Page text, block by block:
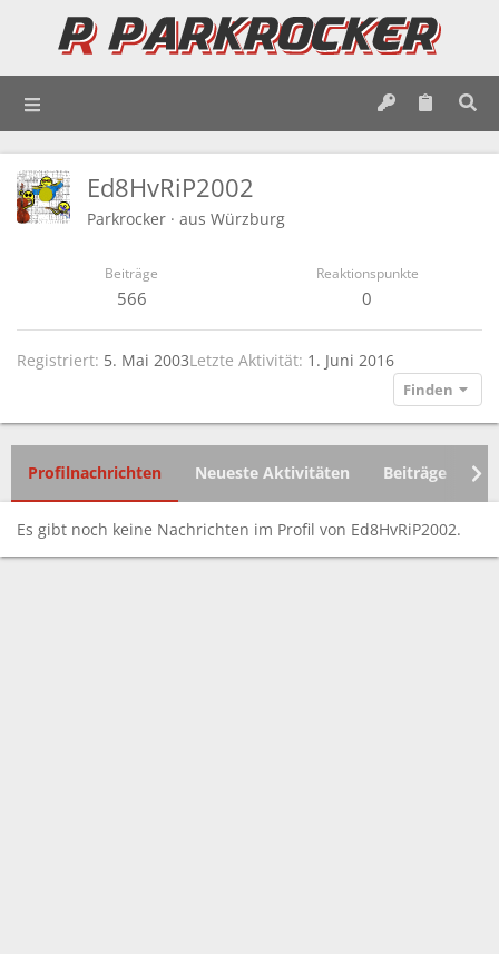
Ed8HvRiP2002
Parkrocker · aus Würzburg
Beiträge
566
Reaktionspunkte
0
Registriert 5. Mai 2003Letzte Aktivität 1. Juni 2016
Finden
Profilnachrichten Neueste Aktivitäten Beiträge
Es gibt noch keine Nachrichten im Profil von Ed8HvRiP2002.